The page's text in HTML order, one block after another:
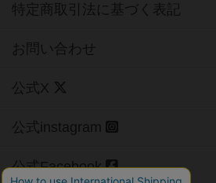
特定商取引法に基づく表記
お問い合わせ
公式X
公式instagram
公式Facebook